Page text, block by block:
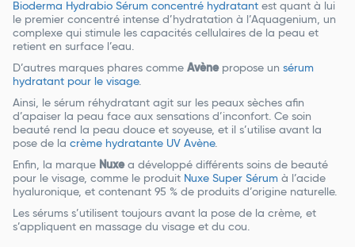
Bioderma Hydrabio Sérum concentré hydratant est quant à lui
le premier concentré intense d’hydratation à l’Aquagenium, un
complexe qui stimule les capacités cellulaires de la peau et
retient en surface l’eau.
D’autres marques phares comme Avènepropose un sérum
hydratant pour le visage.
Ainsi, le sérum réhydratant agit sur les peaux sèches afin
d’apaiser la peau face aux sensations d’inconfort. Ce soin
beauté rend la peau douce et soyeuse, et il s’utilise avant la
pose de la crème hydratante UV Avène.
Enfin, la marque Nuxea développé différents soins de beauté
pour le visage, comme le produit Nuxe Super Sérum à l’acide
hyaluronique, et contenant 95 % de produits d’origine naturelle.
Les sérums s’utilisent toujours avant la pose de la crème, et
s’appliquent en massage du visage et du cou.